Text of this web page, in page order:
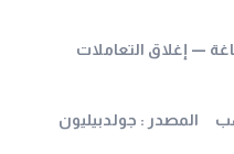
في الصاغة — إغلاق التعاملات
المصدر : جولدبيليون